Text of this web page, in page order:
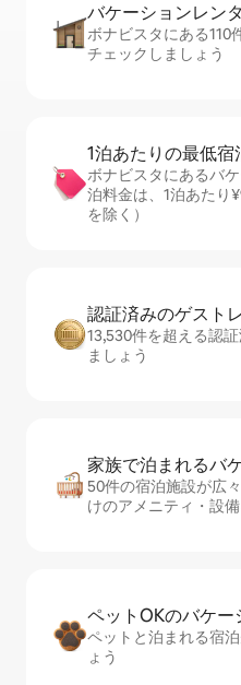
バケーションレ⁠ン⁠
ボナビスタにある110
チェックしましょう
1泊あたりの最⁠低⁠宿⁠
ボナビスタにあるバ
泊料金は、1泊あたり
を除く）
認証済みのゲ⁠ス⁠ト⁠
13,530件を超える認
ましょう
家族で泊まれるバ⁠
50件の宿泊施設が広
けのアメニティ・設
ペットOKのバ⁠ケ⁠
ペットと泊まれる宿
ょう